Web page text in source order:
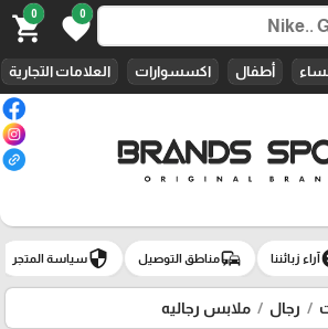
0
favorite
0
shopping_cart
أطفال اكسسوارات العلامات التجارية
آراء زبائننا commuteمناطق التوصيل securityسياسة المتجر
رجال ملابس رجاليه